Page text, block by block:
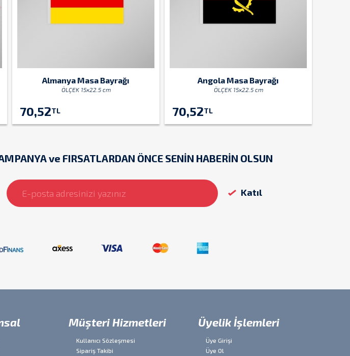
Almanya Masa Bayrağı
ÖLÇEK 15x22.5 cm
70,52TL
Angola Masa Bayrağı
ÖLÇEK 15x22.5 cm
70,52TL
ve FIRSATLARDAN ÖNCE SENİN HABERİN OLSUN
Müşteri Hizmetleri
Kullanıcı Sözleşmesi
Sipariş Takibi
Üyelik İşlemleri
Üye Girişi
Üye Ol